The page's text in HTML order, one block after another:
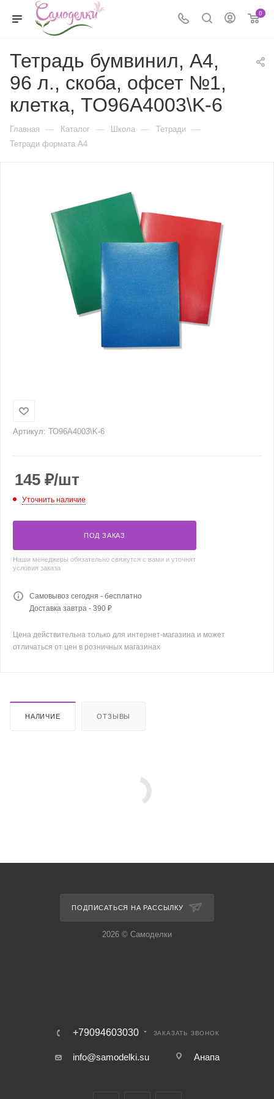
0
Тетрадь бумвинил, А4,
96 л., скоба, офсет №1,
клетка, ТО96А4003\K-6
Главная — Каталог — Школа — Тетради —
Тетради формата А4
Артикул: ТО96А4003\K-6
145 ₽/шт
Уточнить наличие
ПОД ЗАКАЗ
Наши менеджеры обязательно свяжутся с вами и уточнят
условия заказа
Самовывоз сегодня - бесплатно
Доставка завтра - 390 ₽
Цена действительна только для интернет-магазина и может
отличаться от цен в розничных магазинах
НАЛИЧИЕ ОТЗЫВЫ
ПОДПИСАТЬСЯ НА РАССЫЛКУ
2026 © Самоделки
+79094603030 ЗАКАЗАТЬ ЗВОНОК
info@samodelki.su Анапа